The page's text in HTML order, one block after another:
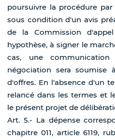
poursuivre la procédure
sous condition d'un avis
de la Commission
hypothèse, à signer le
cas, une
négociation sera soumise
d'offres. En l'absence d'un
relancé dans les termes et
le présent projet de
Art. 5.- La dépense
chapitre 011, article 6119,